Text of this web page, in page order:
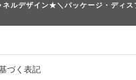
ルデザイン★＼パッケージ・ディス
づく表記